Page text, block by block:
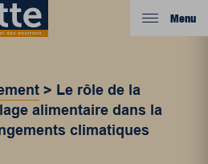
Menu
> Le rôle de la
alimentaire dans la
climatiques